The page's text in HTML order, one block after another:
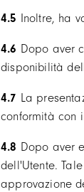
4.5 Inoltre, ha
4.6 Dopo aver
disponibilità
4.7 La
conformità con
4.8 Dopo aver
dell'Utente.
approvazione